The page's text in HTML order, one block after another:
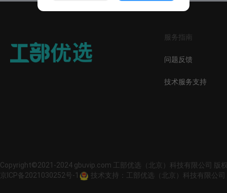
服务指南
问题反馈
技术服务支持
Copyright©2021-2024 gbuvip.com 工部优选（北京）科技有限公司 版
京ICP备2021030252号-1
技术支持：工部优选（北京）科技有限公司